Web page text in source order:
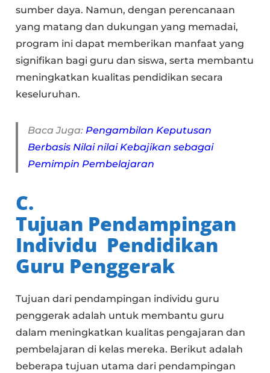
sumber daya. Namun, dengan perencanaan
yang matang dan dukungan yang memadai,
program ini dapat memberikan manfaat yang
signifikan bagi guru dan siswa, serta membantu
meningkatkan kualitas pendidikan secara
keseluruhan.
Baca Juga: Pengambilan Keputusan
Berbasis Nilai nilai Kebajikan sebagai
Pemimpin Pembelajaran
C.
Tujuan Pendampingan
Individu Pendidikan
Guru Penggerak
Tujuan dari pendampingan individu guru
penggerak adalah untuk membantu guru
dalam meningkatkan kualitas pengajaran dan
pembelajaran di kelas mereka. Berikut adalah
beberapa tujuan utama dari pendampingan